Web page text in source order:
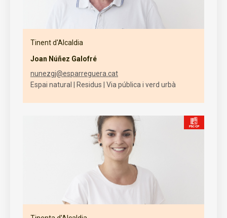
Tinent d'Alcaldia
Joan Núñez Galofré
nunezgj@esparreguera.cat
Espai natural | Residus | Via pública i verd urbà